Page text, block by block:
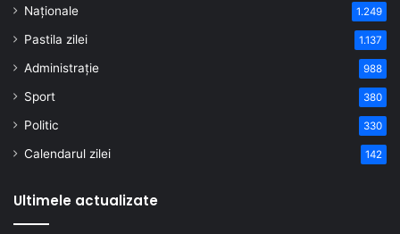
Naționale 1.249
Pastila zilei 1.137
Administrație 988
Sport 380
Politic 330
Calendarul zilei 142
Ultimele actualizate